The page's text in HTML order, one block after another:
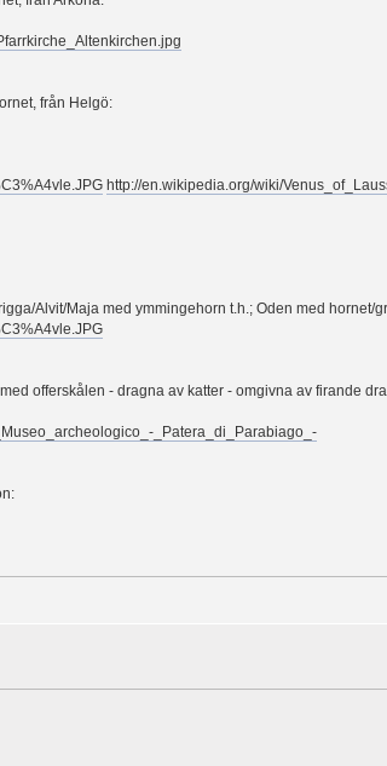
från Helgö:
http://en.wikipedia.org/wiki/
Alvit/Maja med ymmingehorn t.h.; Oden med hornet/
offerskålen - dragna av katter - omgivna av firande
_Patera_di_Parabiago_-